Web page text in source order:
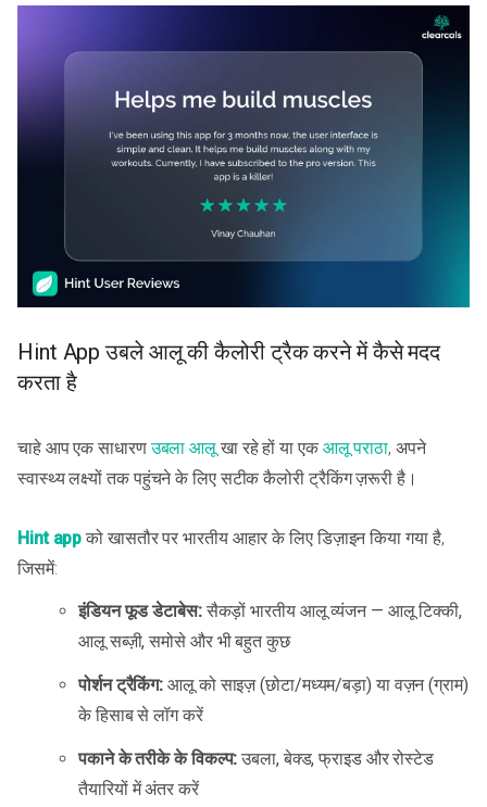
Hint App उबले आलू की कैलोरी ट्रैक करने में कैसे मदद
करता है
चाहे आप एक साधारणउबला आलू खा रहे हों या एक आलू पराठा, अपने
स्वास्थ्य लक्ष्यों तक पहुंचने के लिए सटीक कैलोरी ट्रैकिंग ज़रूरी है।
Hint app को खासतौर पर भारतीय आहार के लिए डिज़ाइन किया गया है,
जिसमें:
इंडियन फूड डेटाबेस:सैकड़ों भारतीय आलू व्यंजन — आलू टिक्की,
आलू सब्ज़ी, समोसे और भी बहुत कुछ
पोर्शन ट्रैकिंग: आलू को साइज़ (छोटा/मध्यम/बड़ा) या वज़न (ग्राम)
के हिसाब से लॉग करें
पकाने के तरीके के विकल्प: उबला, बेक्ड, फ्राइड और रोस्टेड
तैयारियों में अंतर करें